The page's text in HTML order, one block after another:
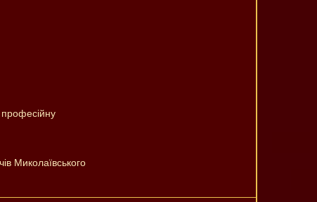
професійну
Миколаївського